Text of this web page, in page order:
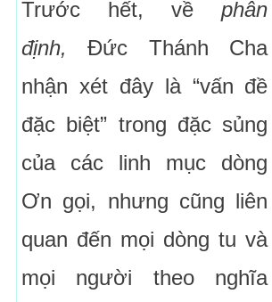
Trước hết, vềphân
định,Đức Thánh Cha
nhận xét đây là “vấn đề
đặc biệt” trong đặc sủng
của các linh mục dòng
Ơn gọi, nhưng cũng liên
quan đến mọi dòng tu và
mọi người theo nghĩa